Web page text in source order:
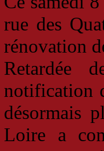
rue des
rénovation
Retardée
notification
désormais
Loire a